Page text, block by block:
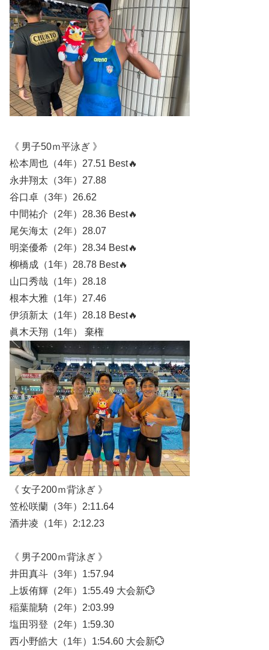
《 男子50ｍ平泳ぎ 》
松本周也（4年）27.51 Best🔥
永井翔太（3年）27.88
谷口卓（3年）26.62
中間祐介（2年）28.36 Best🔥
尾矢海太（2年）28.07
明楽優希（2年）28.34 Best🔥
柳橋成（1年）28.78 Best🔥
山口秀哉（1年）28.18
根本大雅（1年）27.46
伊須新太（1年）28.18 Best🔥
眞木天翔（1年） 棄権
《 女子200ｍ背泳ぎ 》
笠松咲蘭（3年）2:11.64
酒井凌（1年）2:12.23
《 男子200ｍ背泳ぎ 》
井田真斗（3年）1:57.94
上坂侑輝（2年）1:55.49 大会新💮
稲葉龍騎（2年）2:03.99
塩田羽登（2年）1:59.30
西小野皓大（1年）1:54.60 大会新💮